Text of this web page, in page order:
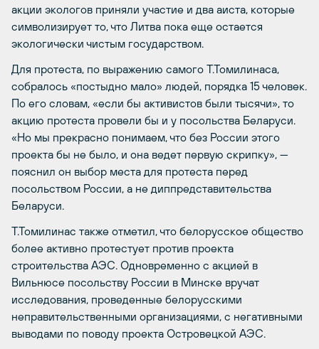
акции экологов приняли участие и два аиста, которые
символизирует то, что Литва пока еще остается
экологически чистым государством.
Для протеста, по выражению самого Т.Томилинаса,
собралось «постыдно мало» людей, порядка 15 человек.
По его словам, «если бы активистов были тысячи», то
акцию протеста провели бы и у посольства Беларуси.
«Но мы прекрасно понимаем, что без России этого
проекта бы не было, и она ведет первую скрипку», —
пояснил он выбор места для протеста перед
посольством России, а не диппредставительства
Беларуси.
Т.Томилинас также отметил, что белорусское общество
более активно протестует против проекта
строительства АЭС. Одновременно с акцией в
Вильнюсе посольству России в Минске вручат
исследования, проведенные белорусскими
неправительственными организациями, с негативными
выводами по поводу проекта Островецкой АЭС.